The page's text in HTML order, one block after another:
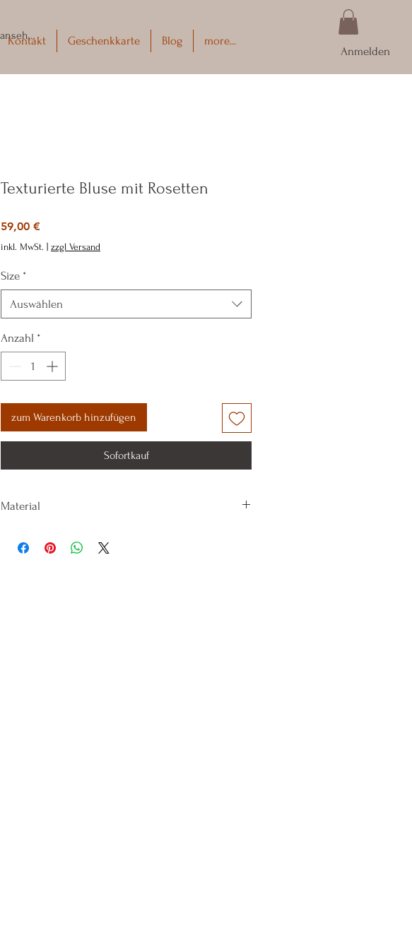
Kontakt Geschenkkarte Blog
more...
Anmelden
Punkte ansehen
Texturierte Bluse mit Rosetten
59,00 €Preis
inkl. MwSt. zzgl Versand
Size *
Auswählen
Anzahl *
zum Warenkorb hinzufügen
Sofortkauf
Material